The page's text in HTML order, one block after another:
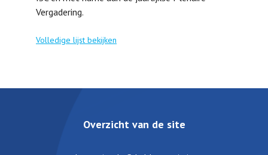
Vergadering.
Volledige lijst bekijken
Overzicht van de site